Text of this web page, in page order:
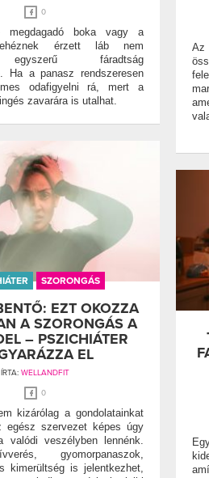
0
megdagadó boka vagy a
érzett láb nem
fáradtság
Ha a panasz rendszeresen
odafigyelni rá, mert a
zavarára is utalhat.
Az
SZORONGÁS
EZT OKOZZA
A SZORONGÁS A
– PSZICHIÁTER
EL
ÍRTA: WELLANDFIT
0
kizárólag a gondolatainkat
egész szervezet képes úgy
valódi veszélyben lennénk.
gyomorpanaszok,
kimerültség is jelentkezhet,